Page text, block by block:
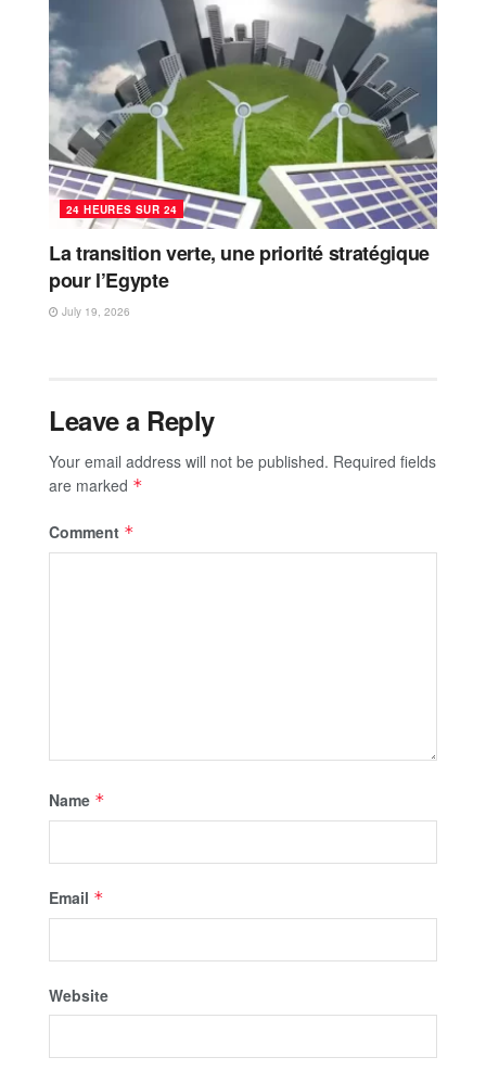
24 HEURES SUR 24
La transition verte, une priorité stratégique
pour l’Egypte
July 19, 2026
Leave a Reply
Your email address will not be published. Required fields
are marked *
Comment *
Name *
Email *
Website